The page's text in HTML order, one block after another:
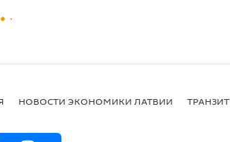
НОВОСТИ ЭКОНОМИКИ ЛАТВИИ ТРАНЗИТ